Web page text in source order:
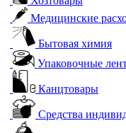
Медицинские
Бытовая химия
Упаковочные
Канцтовары
Средства